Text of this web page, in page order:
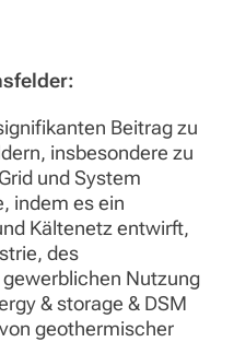
Beitrag zu
insbesondere zu
und System
indem es ein
Kältenetz entwirft,
des
Nutzung
& storage & DSM
geothermischer